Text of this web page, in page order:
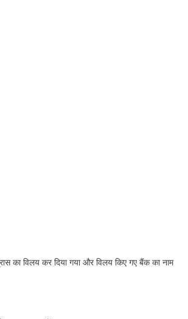
विलय कर दिया गया और विलय किए गए बैंक का नाम